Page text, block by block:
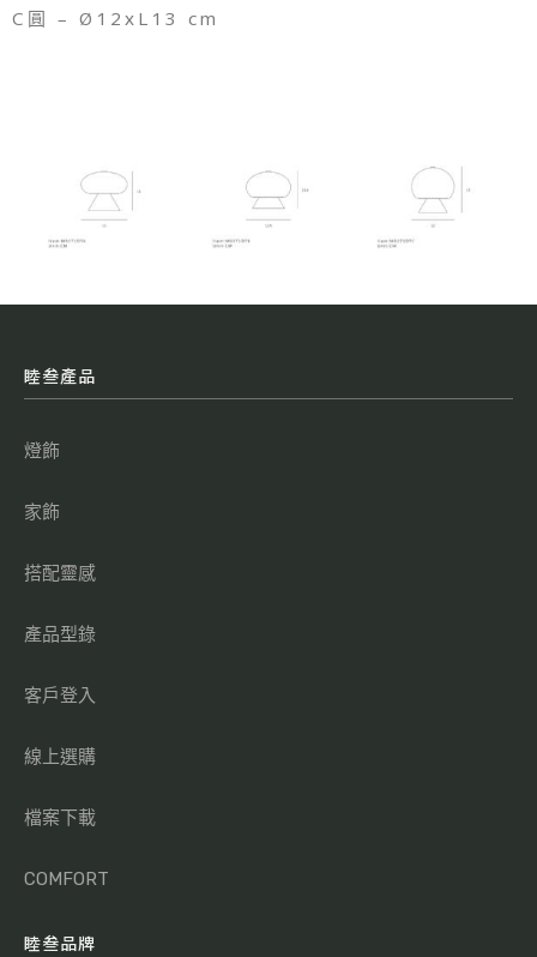
C圓 – Ø12xL13 cm
睦叁產品
燈飾
家飾
搭配靈感
產品型錄
客戶登入
線上選購
檔案下載
COMFORT
睦叁品牌